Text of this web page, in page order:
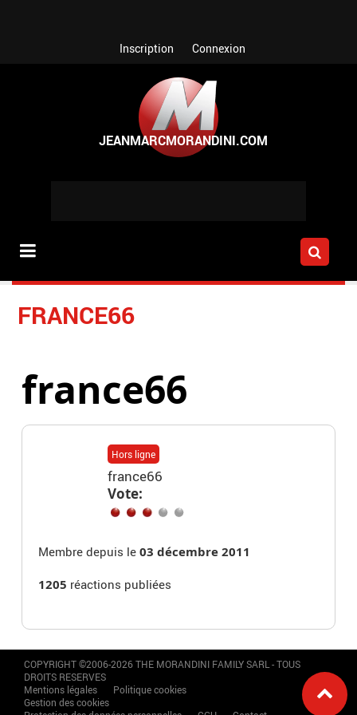
Inscription Connexion
FRANCE66
france66
Hors ligne
france66
Vote:
Membre depuis le03 décembre 2011
1205 réactions publiées
COPYRIGHT ©2006-2026 THE MORANDINI FAMILY SARL - TOUS
DROITS RESERVES
Mentions légales
Politique cookies
Gestion des cookies